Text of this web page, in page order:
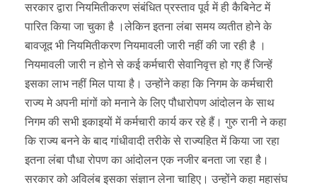
सरकार द्वारा नियमितीकरण संबंधित प्रस्ताव पूर्व में ही कैबिनेट में
पारित किया जा चुका है ।लेकिन इतना लंबा समय व्यतीत होने के
बावजूद भी नियमितीकरण नियमावली जारी नहीं की जा रही है ।
नियमावली जारी न होने से कई कर्मचारी सेवानिवृत्त हो गए हैं जिन्हें
इसका लाभ नहीं मिल पाया है। उन्होंने कहा कि निगम के कर्मचारी
राज्य मे अपनी मांगों को मनाने के लिए पौधारोपण आंदोलन के साथ
निगम की सभी इकाइयों में कर्मचारी कार्य कर रहे हैं। गुरु रानी ने कहा
कि राज्य बनने के बाद गांधीवादी तरीके से राज्यहित में किया जा रहा
इतना लंबा पौधा रोपण का आंदोलन एक नजीर बनता जा रहा है।
सरकार को अविलंब इसका संज्ञान लेना चाहिए। उन्होंने कहा महासंघ